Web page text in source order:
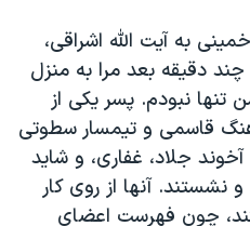
به آیت الله اشراقی،
دقیقه بعد مرا به منزل
تنها نبودم. پسر یکی از
قاسمی و تیمسار سطوتی
جلاد، غفاری، و شاید
نشستند. آنها از روی کار
چون فهرست اعضای